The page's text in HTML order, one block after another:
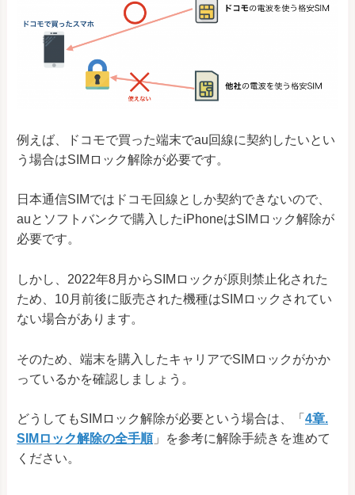
例えば、ドコモで買った端末でau回線に契約したいとい
う場合はSIMロック解除が必要です。
日本通信SIMではドコモ回線としか契約できないので、
auとソフトバンクで購入したiPhoneはSIMロック解除が
必要です。
しかし、2022年8月からSIMロックが原則禁止化された
ため、10月前後に販売された機種はSIMロックされてい
ない場合があります。
そのため、端末を購入したキャリアでSIMロックがかか
っているかを確認しましょう。
どうしてもSIMロック解除が必要という場合は、「 4章.
SIMロック解除の全手順」を参考に解除手続きを進めて
ください。